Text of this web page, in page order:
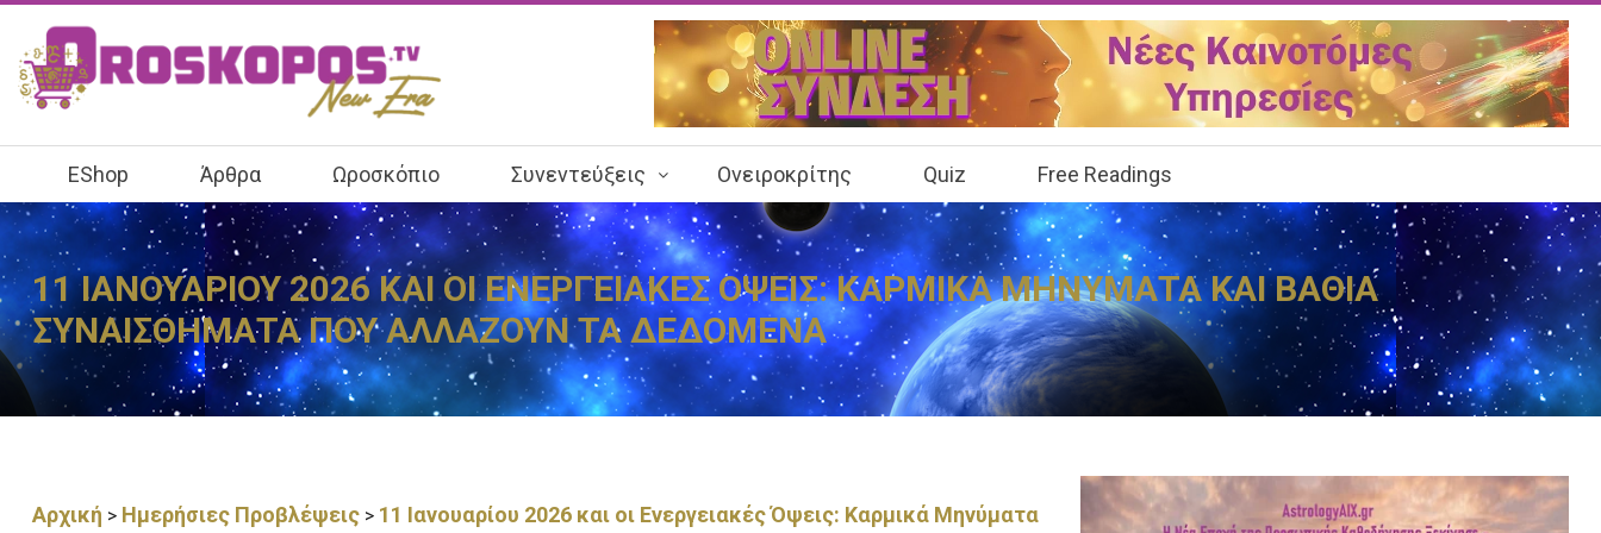
EShop Άρθρα Ωροσκόπιο Συνεντεύξεις Ονειροκρίτης Quiz Free Readings
11 ΙΑΝΟΥΑΡΙΟΥ 2026 ΚΑΙ ΟΙ ΕΝΕΡΓΕΙΑΚΕΣ ΟΨΕΙΣ: ΚΑΡΜΙΚΑ ΜΗΝΥΜΑΤΑ ΚΑΙ ΒΑΘΙΑ
ΣΥΝΑΙΣΘΗΜΑΤΑ ΠΟΥ ΑΛΛΑΖΟΥΝ ΤΑ ΔΕΔΟΜΕΝΑ
Αρχική > Ημερήσιες Προβλέψεις > 11 Ιανουαρίου 2026 και οι Ενεργειακές Όψεις: Καρμικά Μηνύματα